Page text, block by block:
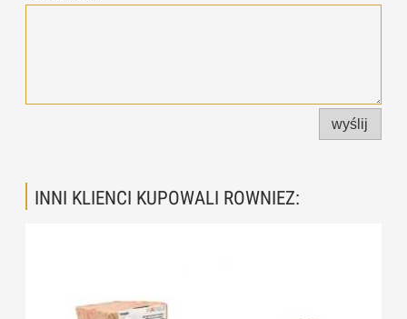
wyślij
INNI KLIENCI KUPOWALI ROWNIEZ: